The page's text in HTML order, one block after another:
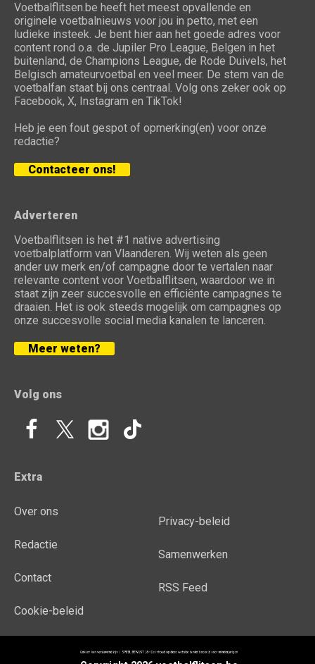
Voetbalflitsen.be heeft het meest opvallende en
originele voetbalnieuws voor jou in petto, met een
ludieke insteek. Je bent hier aan het goede adres voor
content rond o.a. de Jupiler Pro League, Belgen in het
buitenland, de Champions League, de Rode Duivels, het
Belgisch amateurvoetbal en veel meer. De stem van de
voetbalfan staat bij ons centraal. Volg ons zeker ook op
Facebook, X, Instagram en TikTok!
Heb je een fout gespot of opmerking(en) voor onze
redactie?
Contacteer ons!
Adverteren
Voetbalflitsen is het #1 native advertising
voetbalplatform van Vlaanderen. Wij weten als geen
ander uw merk en/of campagne door te vertalen naar
relevante content voor Voetbalflitsen, waardoor we in
staat zijn zeer succesvolle en efficiënte campagnes te
draaien. Het is ook steeds mogelijk om campagnes op
onze succesvolle social media kanalen te lanceren.
Meer weten?
Volg ons
Extra
Over ons
Redactie
Contact
Cookie-beleid
Privacy-beleid
Samenwerken
RSS Feed